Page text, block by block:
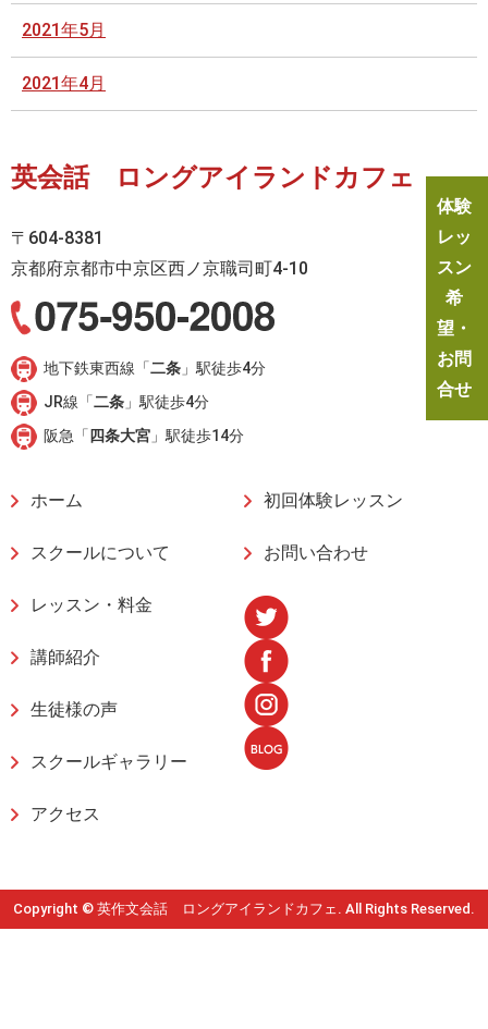
2021年5月
2021年4月
英会話 ロングアイランドカフェ
〒604-8381
京都府京都市中京区西ノ京職司町4-10
地下鉄東西線「二条 」駅徒歩4分
JR線「二条 」駅徒歩4分
阪急「 四条大宮 」駅徒歩14分
ホーム
スクールについて
レッスン・料金
講師紹介
生徒様の声
スクールギャラリー
アクセス
初回体験レッスン
お問い合わせ
体験
レッ
スン
希
望・
お問
合せ
Copyright © 英作文会話 ロングアイランドカフェ. All Rights Reserved.